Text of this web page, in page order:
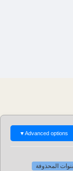
Advanced options
▼
المحذوفة